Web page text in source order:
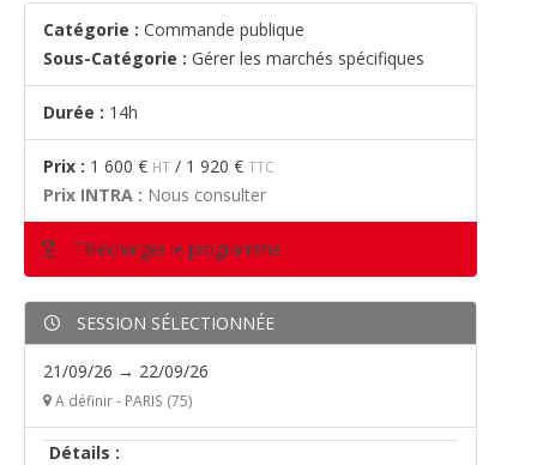
Catégorie : Commande publique
Sous-Catégorie : Gérer les marchés spécifiques
Durée : 14h
Prix : 1 600 € HT / 1 920 € TTC
Prix INTRA : Nous consulter
Télécharger le programme
SESSION SÉLECTIONNÉE
21/09/26 → 22/09/26
A définir - PARIS (75)
Détails :